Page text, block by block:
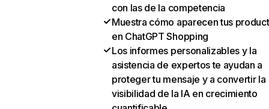
con las de la competencia
Muestra cómo aparecen tus
en ChatGPT Shopping
Los informes personalizables y la
asistencia de expertos te ayudan a
proteger tu mensaje y a convertir la
visibilidad de la IA en crecimiento